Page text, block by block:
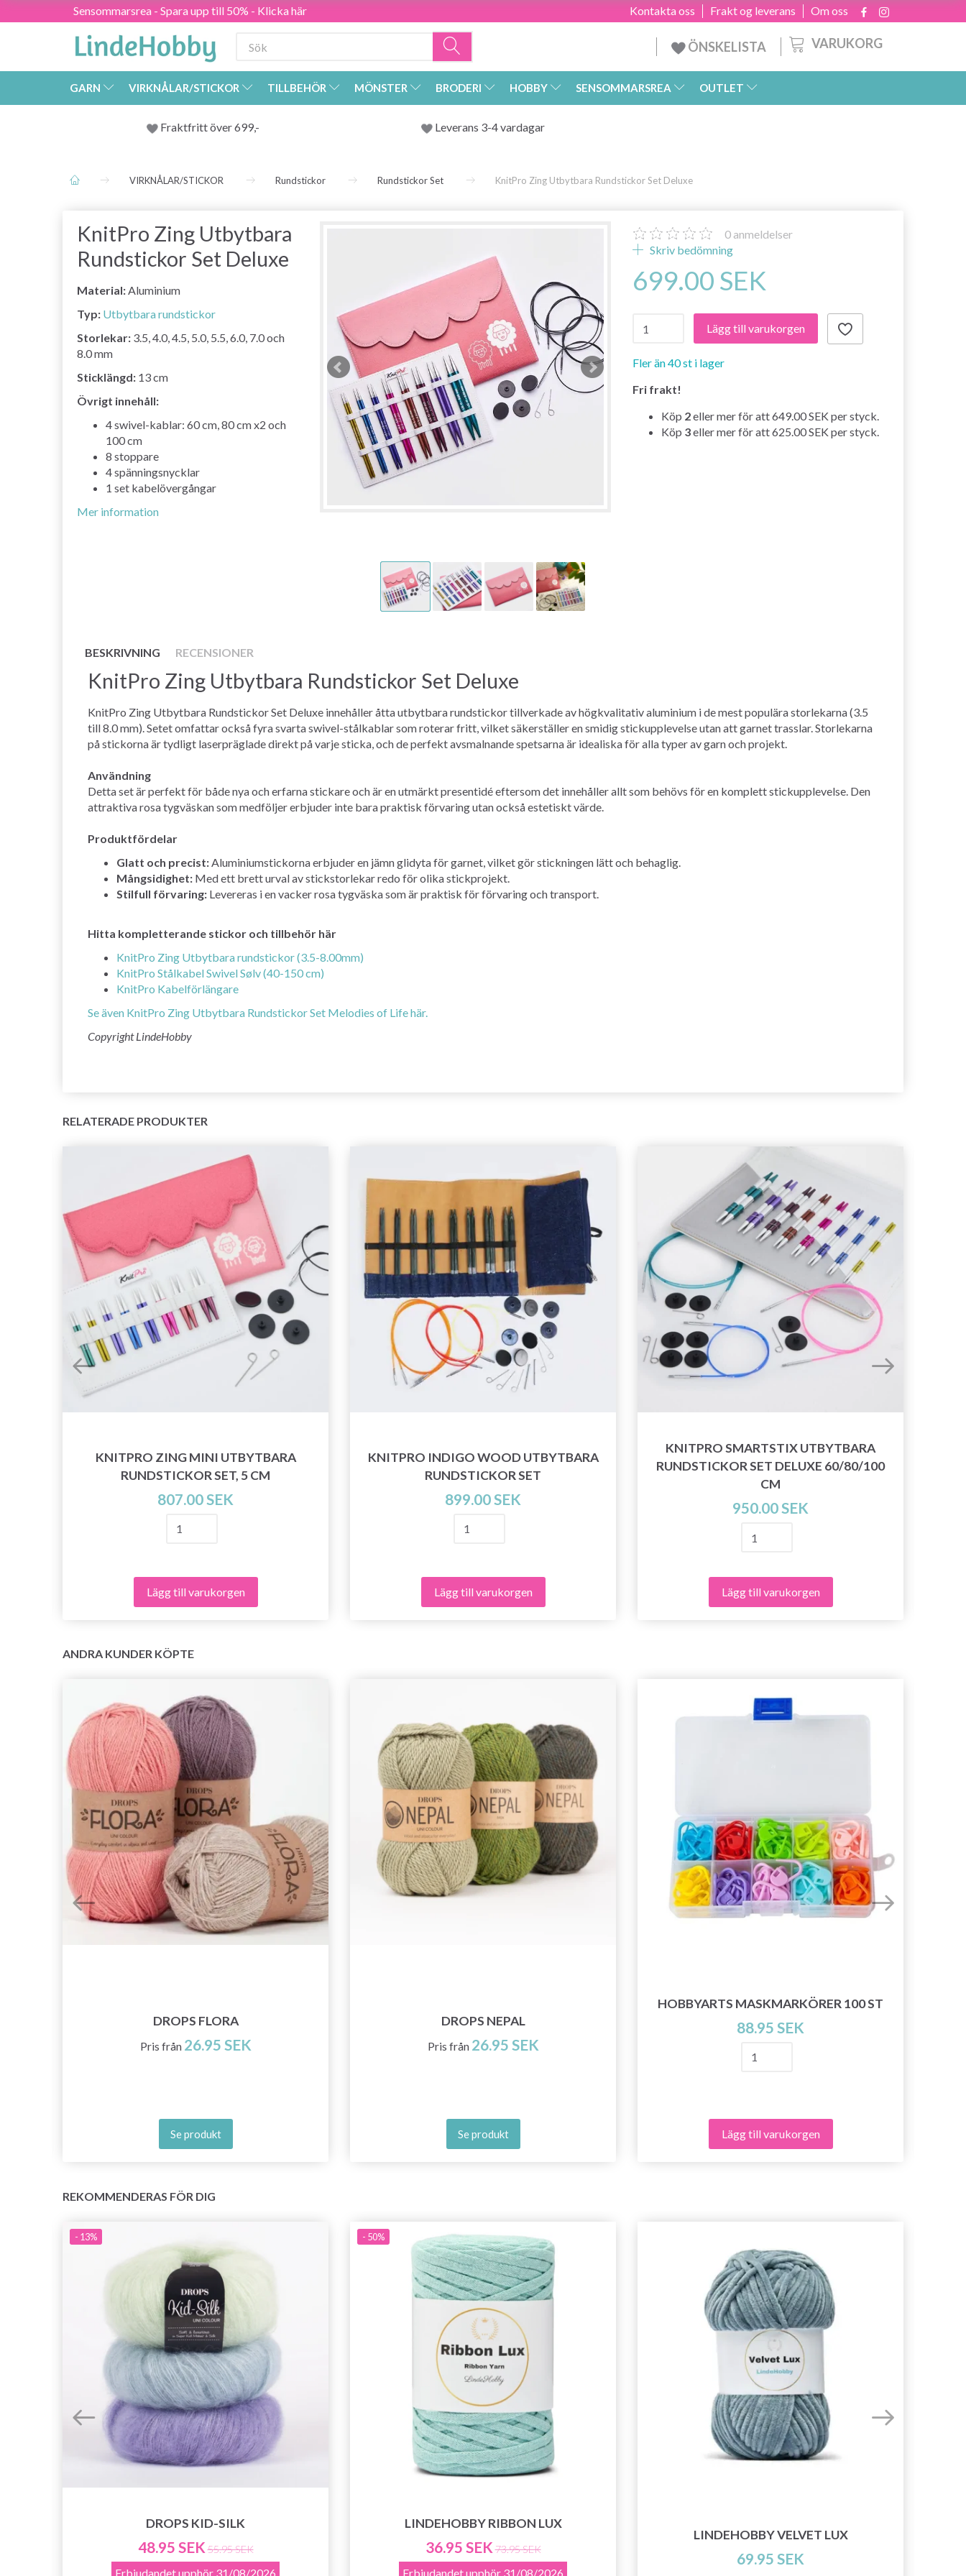
Sensommarsrea - Spara upp till 50% - Klicka här Om oss
Frakt og leverans
Kontakta oss
VARUKORG
ÖNSKELISTA
GARN VIRKNÅLAR/STICKOR TILLBEHÖR MÖNSTER BRODERI HOBBY SENSOMMARSREA OUTLET
Fraktfritt över 699,- Leverans 3-4 vardagar
VIRKNÅLAR/STICKOR Rundstickor Rundstickor Set KnitPro Zing Utbytbara Rundstickor Set Deluxe
KnitPro Zing Utbytbara
Rundstickor Set Deluxe
Material:Aluminium
Typ: Utbytbara rundstickor
Storlekar: 3.5, 4.0, 4.5, 5.0, 5.5, 6.0, 7.0 och
8.0 mm
Sticklängd: 13 cm
Övrigt innehåll:
4 swivel-kablar: 60 cm, 80 cm x2 och
100 cm
8 stoppare
4 spänningsnycklar
1 set kabelövergångar
Mer information
0 anmeldelser
Skriv bedömning
699.00 SEK
Lägg till varukorgen
Fler än 40 st i lager
Fri frakt!
Köp 2eller mer för att649.00 SEKper styck.
Köp 3eller mer för att625.00 SEKper styck.
BESKRIVNING RECENSIONER
KnitPro Zing Utbytbara Rundstickor Set Deluxe
KnitPro Zing Utbytbara Rundstickor Set Deluxe innehåller åtta utbytbara rundstickor tillverkade av högkvalitativ aluminium i de mest populära storlekarna (3.5
till 8.0 mm). Setet omfattar också fyra svarta swivel-stålkablar som roterar fritt, vilket säkerställer en smidig stickupplevelse utan att garnet trasslar. Storlekarna
på stickorna är tydligt laserpräglade direkt på varje sticka, och de perfekt avsmalnande spetsarna är idealiska för alla typer av garn och projekt.
Användning
Detta set är perfekt för både nya och erfarna stickare och är en utmärkt presentidé eftersom det innehåller allt som behövs för en komplett stickupplevelse. Den
attraktiva rosa tygväskan som medföljer erbjuder inte bara praktisk förvaring utan också estetiskt värde.
Produktfördelar
Glatt och precist:Aluminiumstickorna erbjuder en jämn glidyta för garnet, vilket gör stickningen lätt och behaglig.
Mångsidighet: Med ett brett urval av stickstorlekar redo för olika stickprojekt.
Stilfull förvaring: Levereras i en vacker rosa tygväska som är praktisk för förvaring och transport.
Hitta kompletterande stickor och tillbehör här
KnitPro Zing Utbytbara rundstickor (3.5-8.00mm)
KnitPro Stålkabel Swivel Sølv (40-150 cm)
KnitPro Kabelförlängare
Se även KnitPro Zing Utbytbara Rundstickor Set Melodies of Life här.
Copyright LindeHobby
RELATERADE PRODUKTER
KNITPRO ZING MINI UTBYTBARA
RUNDSTICKOR SET, 5 CM
807.00 SEK
Lägg till varukorgen
KNITPRO INDIGO WOOD UTBYTBARA
RUNDSTICKOR SET
899.00 SEK
Lägg till varukorgen
KNITPRO SMARTSTIX UTBYTBARA
RUNDSTICKOR SET DELUXE 60/80/100
CM
950.00 SEK
Lägg till varukorgen
ANDRA KUNDER KÖPTE
DROPS FLORA
Pris från 26.95 SEK
Se produkt
DROPS NEPAL
Pris från 26.95 SEK
Se produkt
HOBBYARTS MASKMARKÖRER 100 ST
88.95 SEK
Lägg till varukorgen
REKOMMENDERAS FÖR DIG
- 13%
DROPS KID-SILK
48.95 SEK 55.95 SEK
Erbjudandet upphör 31/08/2026
- 50%
LINDEHOBBY RIBBON LUX
36.95 SEK 73.95 SEK
Erbjudandet upphör 31/08/2026
LINDEHOBBY VELVET LUX
69.95 SEK
Bli en del av vår garn-gemenskap och få
exklusiv tillgång till inspirerande
Prenumerera
Nej tack